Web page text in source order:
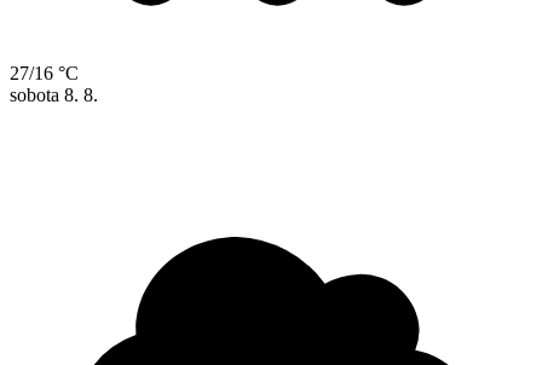
27/16 °C
sobota 8. 8.